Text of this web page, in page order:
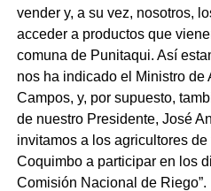
vender y, a su vez, nosotros,
acceder a productos que
comuna de Punitaqui. Así
nos ha indicado el Ministro de
Campos, y, por supuesto,
de nuestro Presidente, José
invitamos a los agricultores
Coquimbo a participar en los
Comisión Nacional de Riego”.